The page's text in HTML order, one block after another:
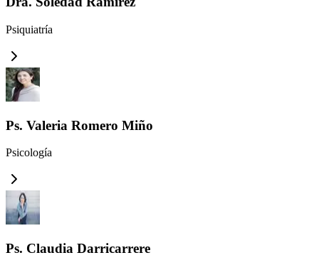
Psiquiatría
Ps. Valeria Romero Miño
Psicología
Ps. Claudia Darricarrere